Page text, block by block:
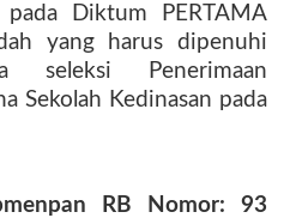
pada Diktum PERTAMA
yang harus dipenuhi
seleksi Penerimaan
Sekolah Kedinasan pada
RB Nomor: 93